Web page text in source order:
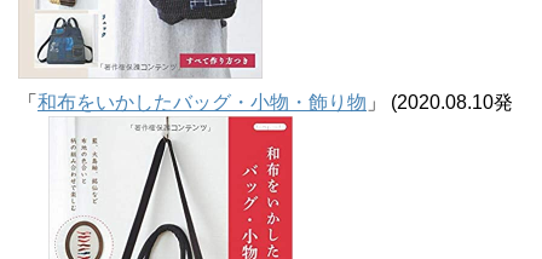
「 和布をいかしたバッグ・小物・飾り物 」 (2020.08.10発